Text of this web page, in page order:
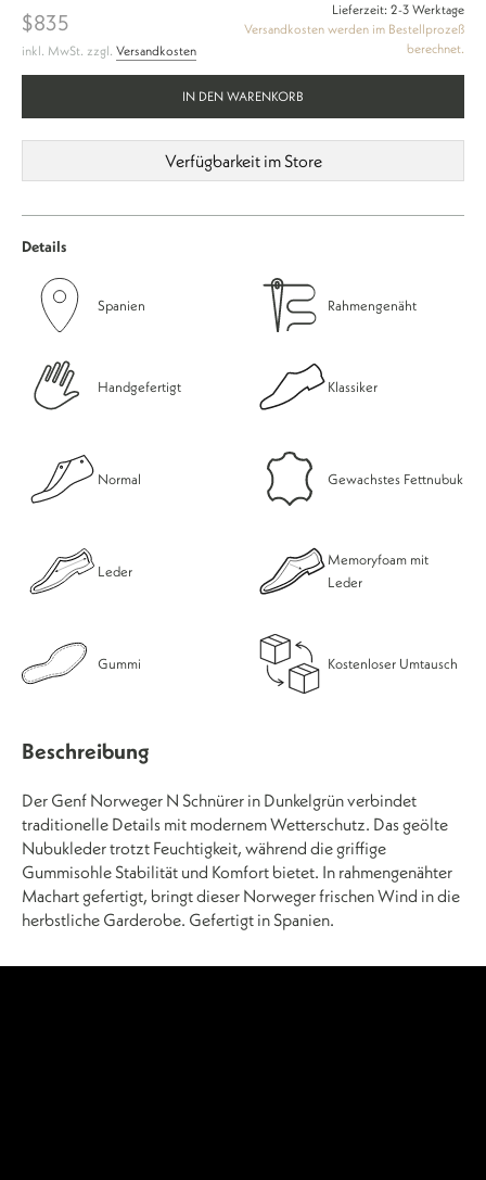
IN DEN WARENKORB
$835
inkl. MwSt. zzgl. Versandkosten
Lieferzeit: 2-3 Werktage
Versandkosten werden im Bestellprozeß
berechnet.
Verfügbarkeit im Store
Details
Spanien Rahmengenäht
Handgefertigt Klassiker
Normal Gewachstes Fettnubuk
Leder
Memoryfoam mit
Leder
Gummi Kostenloser Umtausch
Beschreibung
Der Genf Norweger N Schnürer in Dunkelgrün verbindet
traditionelle Details mit modernem Wetterschutz. Das geölte
Nubukleder trotzt Feuchtigkeit, während die griffige
Gummisohle Stabilität und Komfort bietet. In rahmengenähter
Machart gefertigt, bringt dieser Norweger frischen Wind in die
herbstliche Garderobe. Gefertigt in Spanien.